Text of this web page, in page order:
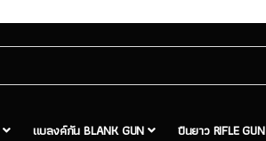
แบลงค์กัน BLANK GUN ปืนยาว RIFLE GUN